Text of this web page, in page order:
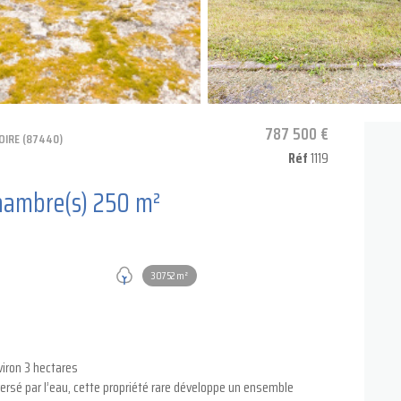
(87440)
Maison 10 pièce(s) 5 chambre(s) 250 m²
30752 m²
787 500 €
Réf1119
3 hectares
par l’eau, cette propriété rare développe un ensemble